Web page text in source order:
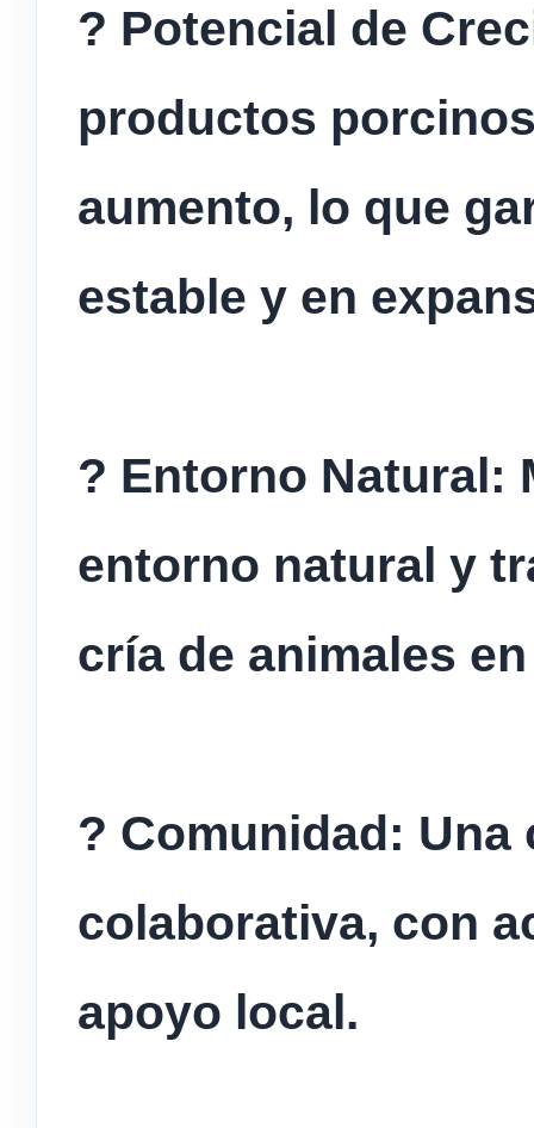
? Potencial de
productos
aumento, lo que
estable y en
? Entorno Natural:
entorno natural y
cría de animales
? Comunidad:
colaborativa, con
apoyo local.